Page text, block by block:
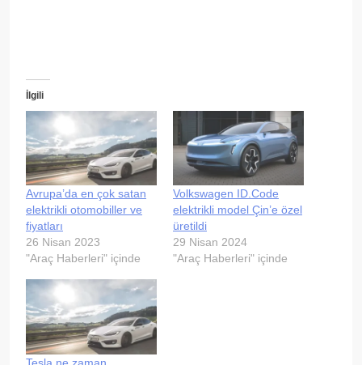
İlgili
Avrupa’da en çok satan
elektrikli otomobiller ve
fiyatları
26 Nisan 2023
"Araç Haberleri" içinde
Volkswagen ID.Code
elektrikli model Çin’e özel
üretildi
29 Nisan 2024
"Araç Haberleri" içinde